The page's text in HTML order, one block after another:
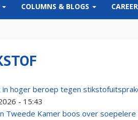
COLUMNS & BLOGS
in hoger beroep tegen
- 15:43
Tweede Kamer boos over